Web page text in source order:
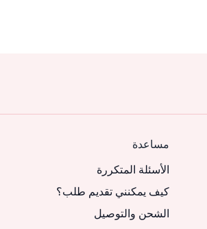
مساعدة
الأسئلة المتكررة
كيف يمكنني تقديم طلب؟
الشحن والتوصيل